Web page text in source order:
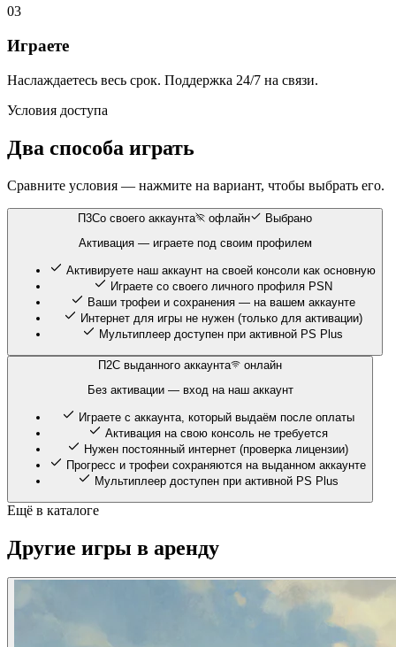
03
Играете
Наслаждаетесь весь срок. Поддержка 24/7 на связи.
Условия доступа
Два способа играть
Сравните условия — нажмите на вариант, чтобы выбрать его.
П3Со своего аккаунта офлайн
Выбрано
Активация — играете под своим профилем
Активируете наш аккаунт на своей консоли как основную
Играете со своего личного профиля PSN
Ваши трофеи и сохранения — на вашем аккаунте
Интернет для игры не нужен (только для активации)
Мультиплеер доступен при активной PS Plus
П2С выданного аккаунта
онлайн
Без активации — вход на наш аккаунт
Играете с аккаунта, который выдаём после оплаты
Активация на свою консоль не требуется
Нужен постоянный интернет (проверка лицензии)
Прогресс и трофеи сохраняются на выданном аккаунте
Мультиплеер доступен при активной PS Plus
Ещё в каталоге
Другие игры в аренду